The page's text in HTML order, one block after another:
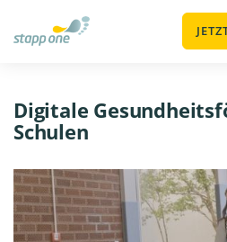
Digitale
Schulen